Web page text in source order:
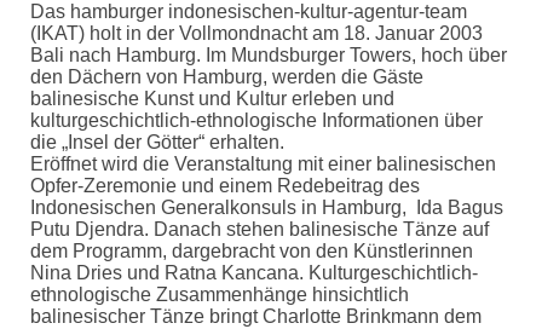
Das hamburger indonesischen-kultur-agentur-team
(IKAT) holt in der Vollmondnacht am 18. Januar 2003
Bali nach Hamburg. Im Mundsburger Towers, hoch über
den Dächern von Hamburg, werden die Gäste
balinesische Kunst und Kultur erleben und
kulturgeschichtlich-ethnologische Informationen über
die „Insel der Götter“ erhalten.
Eröffnet wird die Veranstaltung mit einer balinesischen
Opfer-Zeremonie und einem Redebeitrag des
Indonesischen Generalkonsuls in Hamburg, Ida Bagus
Putu Djendra. Danach stehen balinesische Tänze auf
dem Programm, dargebracht von den Künstlerinnen
Nina Dries und Ratna Kancana. Kulturgeschichtlich-
ethnologische Zusammenhänge hinsichtlich
balinesischer Tänze bringt Charlotte Brinkmann dem